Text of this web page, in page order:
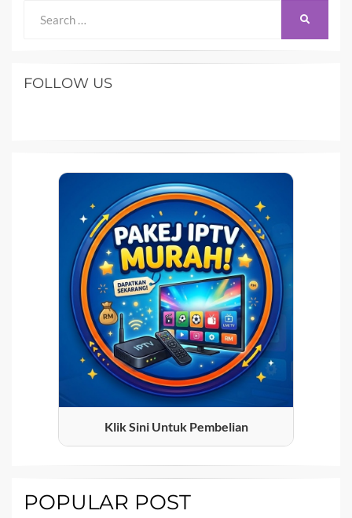
for:
FOLLOW US
Klik Sini Untuk Pembelian
POPULAR POST